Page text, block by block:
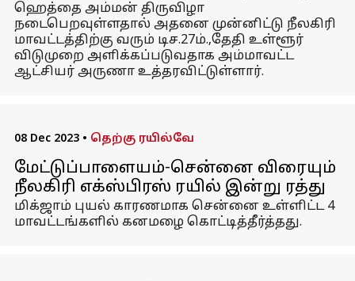
ஹெத்தை அம்மன் திருவிழா
நடைபெறவுள்ளதால் அதனை முன்னிட்டு நீலகிரி
மாவட்டத்திற்கு வரும் டிச.27ம்.,தேதி உள்ளூர்
விடுமுறை அளிக்கப்படுவதாக அம்மாவட்ட
ஆட்சியர் அருணா உத்தரவிட்டுள்ளார்.
08 Dec 2023 • தெற்கு ரயில்வே
மேட்டுப்பாளையம்-சென்னை விரையும்
நீலகிரி எக்ஸ்பிரஸ் ரயில் இன்று ரத்து
மிக்ஜாம் புயல் காரணமாக சென்னை உள்ளிட்ட 4
மாவட்டங்களில் கனமழை கொட்டித்தீர்த்தது.